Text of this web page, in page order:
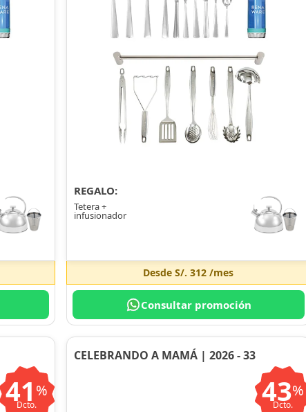
REGALO:
Tetera +
infusionador
DesdeS/. 312 /mes
Consultar promoción
41 %
Dcto.
CELEBRANDO A MAMÁ | 2026 - 33
43%
Dcto.